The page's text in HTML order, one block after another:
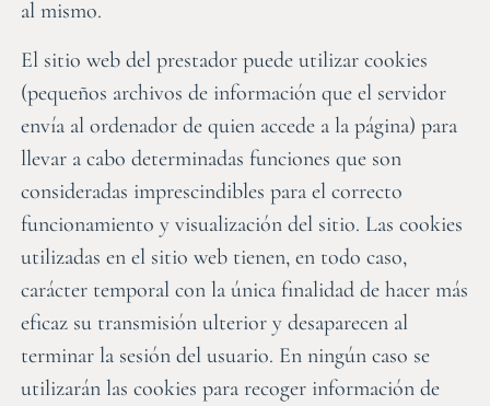
al mismo.
El sitio web del prestador puede utilizar cookies
(pequeños archivos de información que el servidor
envía al ordenador de quien accede a la página) para
llevar a cabo determinadas funciones que son
consideradas imprescindibles para el correcto
funcionamiento y visualización del sitio. Las cookies
utilizadas en el sitio web tienen, en todo caso,
carácter temporal con la única finalidad de hacer más
eficaz su transmisión ulterior y desaparecen al
terminar la sesión del usuario. En ningún caso se
utilizarán las cookies para recoger información de